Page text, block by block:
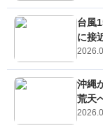
台風
に接
沖縄
荒天